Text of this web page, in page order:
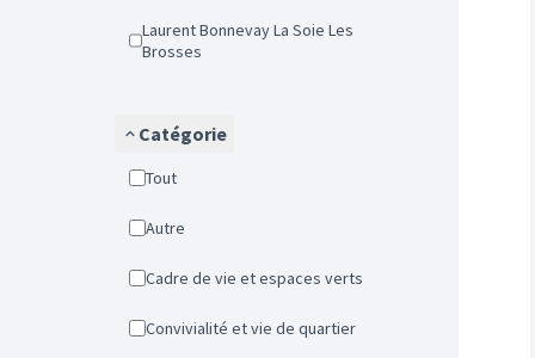
Laurent Bonnevay La Soie Les
Brosses
Catégorie
Tout
Autre
Cadre de vie et espaces verts
Convivialité et vie de quartier